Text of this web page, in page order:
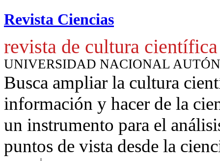
Revista Ciencias
revista de cultura científica
UNIVERSIDAD NACIONAL
Busca ampliar la cultura
información y hacer de la
un instrumento para el
puntos de vista desde la